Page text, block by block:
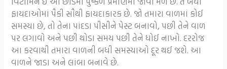
ફાયદાઓમાં પૈકી સૌથી ફાયદાકારક છે. જો તમારા વાળમાં કોઈ
સમસ્યા છે, તો તેના પાંદડા પીસીને પેસ્ટ બનાવો, પછી તેને વાળ
પર લગાવો અને પછી થોડા સમય પછી તેને ધોઈ નાખો. દરરોજ
આ કરવાથી તમારા વાળની ​​બધી સમસ્યાઓ દૂર થઈ જશે. આ
વાળને જાડા અને લાંબા બનાવે છે.